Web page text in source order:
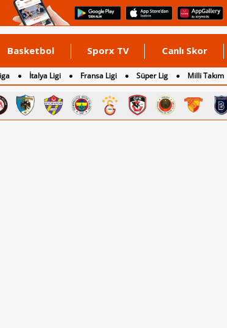
Basketbol Sporx TV Canlı Skor
İtalya Ligi Fransa Ligi Süper Lig Milli Takım